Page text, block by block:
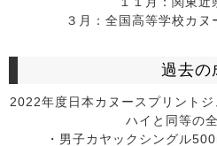
３月：全国高等学校カヌ
過去の
2022年度日本カヌースプリント
ハイと同等の
・男子カヤックシングル